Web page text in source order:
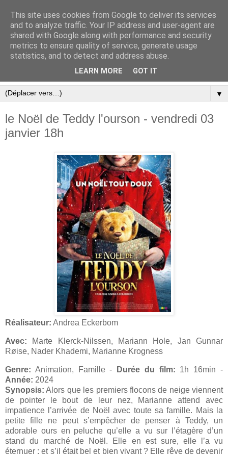
▼
le Noël de Teddy l'ourson - vendredi 03
janvier 18h
Réalisateur: Andrea Eckerbom
Avec: Marte Klerck-Nilssen, Mariann Hole, Jan Gunnar
Røise, Nader Khademi, Marianne Krogness
Genre: Animation, Famille - Durée du film: 1h 16min -
Année: 2024
Synopsis: Alors que les premiers flocons de neige viennent
de pointer le bout de leur nez, Marianne attend avec
impatience l’arrivée de Noël avec toute sa famille. Mais la
petite fille ne peut s’empêcher de penser à Teddy, un
adorable ours en peluche qu’elle a vu sur l’étagère d’un
stand du marché de Noël. Elle en est sure, elle l’a vu
éternuer : et s’il était bel et bien vivant ? Elle rêve de devenir
This site uses cookies from Google to deliver its services
and to analyze traffic. Your IP address and user-agent are
shared with Google along with performance and security
metrics to ensure quality of service, generate usage
statistics, and to detect and address abuse.
LEARN MORE GOT IT